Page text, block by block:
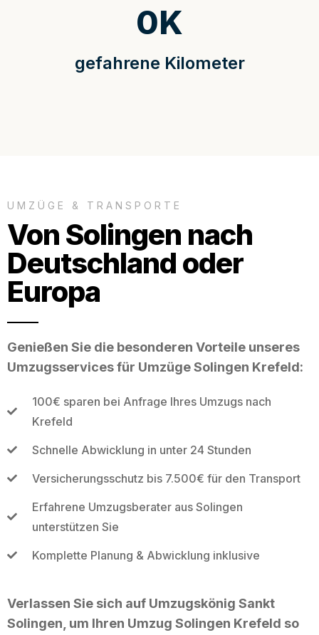
gefahrene Kilometer
0K
UMZÜGE & TRANSPORTE
Von Solingen nach
Deutschland oder
Europa
Genießen Sie die besonderen Vorteile unseres
Umzugsservices für Umzüge Solingen Krefeld:
100€ sparen bei Anfrage Ihres Umzugs nach
Krefeld
Schnelle Abwicklung in unter 24 Stunden
Versicherungsschutz bis 7.500€ für den Transport
Erfahrene Umzugsberater aus Solingen
unterstützen Sie
Komplette Planung & Abwicklung inklusive
Verlassen Sie sich auf Umzugskönig Sankt
Solingen, um Ihren Umzug Solingen Krefeld so